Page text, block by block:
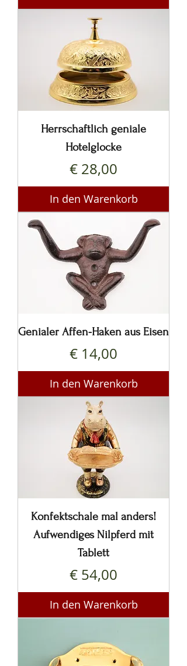
Herrschaftlich geniale
Hotelglocke
Preis
€ 28,00
In den Warenkorb
Genialer Affen-Haken aus Eisen
Preis
€ 14,00
In den Warenkorb
Konfektschale mal anders!
Aufwendiges Nilpferd mit
Tablett
Preis
€ 54,00
In den Warenkorb